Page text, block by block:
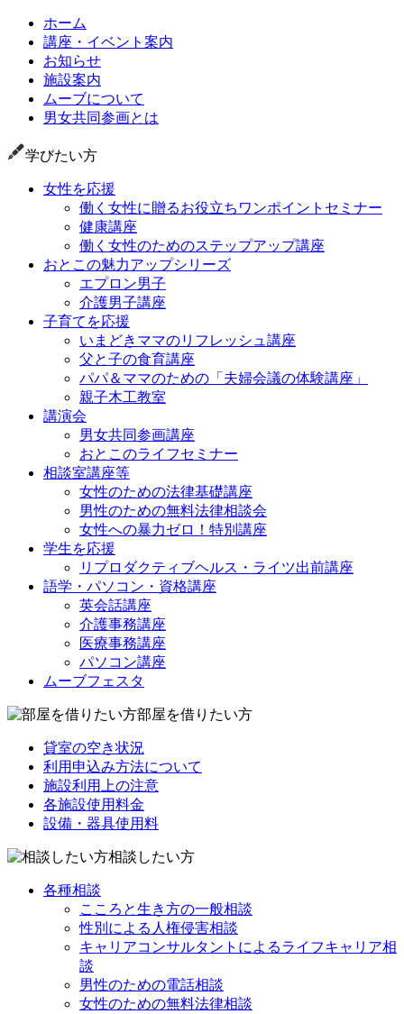
ホーム
講座・イベント案内
お知らせ
施設案内
ムーブについて
男女共同参画とは
学びたい方
女性を応援
働く女性に贈るお役立ちワンポイントセミナー
健康講座
働く女性のためのステップアップ講座
おとこの魅力アップシリーズ
エプロン男子
介護男子講座
子育てを応援
いまどきママのリフレッシュ講座
父と子の食育講座
パパ＆ママのための「夫婦会議の体験講座」
親子木工教室
講演会
男女共同参画講座
おとこのライフセミナー
相談室講座等
女性のための法律基礎講座
男性のための無料法律相談会
女性への暴力ゼロ！特別講座
学生を応援
リプロダクティブヘルス・ライツ出前講座
語学・パソコン・資格講座
英会話講座
介護事務講座
医療事務講座
パソコン講座
ムーブフェスタ
部屋を借りたい方
貸室の空き状況
利用申込み方法について
施設利用上の注意
各施設使用料金
設備・器具使用料
相談したい方
各種相談
こころと生き方の一般相談
性別による人権侵害相談
キャリアコンサルタントによるライフキャリア相
談
男性のための電話相談
女性のための無料法律相談